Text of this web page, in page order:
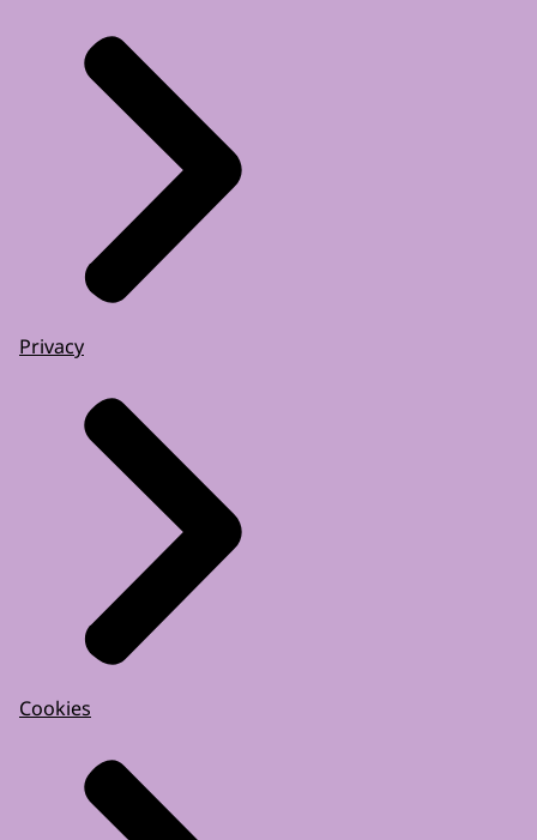
Privacy
Cookies